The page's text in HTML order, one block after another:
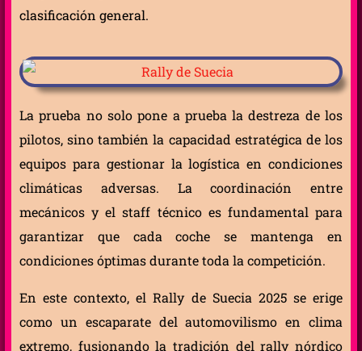
clasificación general.
La prueba no solo pone a prueba la destreza de los
pilotos, sino también la capacidad estratégica de los
equipos para gestionar la logística en condiciones
climáticas adversas. La coordinación entre
mecánicos y el staff técnico es fundamental para
garantizar que cada coche se mantenga en
condiciones óptimas durante toda la competición.
En este contexto, el Rally de Suecia 2025 se erige
como un escaparate del automovilismo en clima
extremo, fusionando la tradición del rally nórdico